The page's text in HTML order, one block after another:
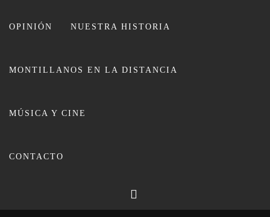
OPINIÓN NUESTRA HISTORIA
MONTILLANOS EN LA DISTANCIA
MÚSICA Y CINE
CONTACTO
DOP Aceite de Lucena